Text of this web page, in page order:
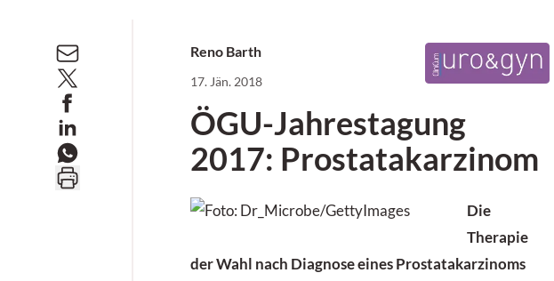
Reno Barth
17. Jän. 2018
ÖGU-Jahrestagung
2017: Prostatakarzinom
Die
Therapie
der Wahl nach Diagnose eines Prostatakarzinoms